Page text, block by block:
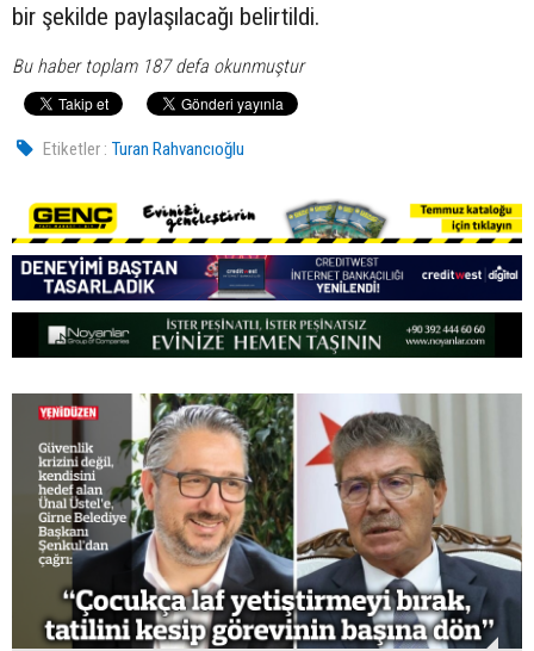
bir şekilde paylaşılacağı belirtildi.
Bu haber toplam 187 defa okunmuştur
Etiketler : Turan Rahvancıoğlu